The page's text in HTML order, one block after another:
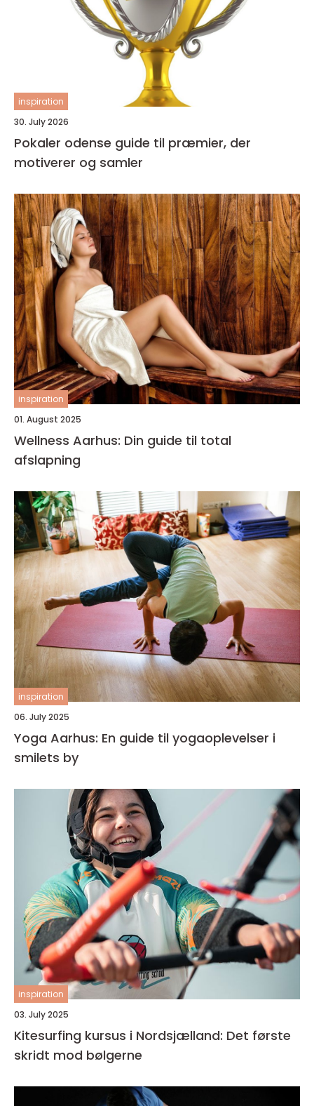
inspiration
30. July 2026
Pokaler odense guide til præmier, der
motiverer og samler
inspiration
01. August 2025
Wellness Aarhus: Din guide til total
afslapning
inspiration
06. July 2025
Yoga Aarhus: En guide til yogaoplevelser i
smilets by
inspiration
03. July 2025
Kitesurfing kursus i Nordsjælland: Det første
skridt mod bølgerne